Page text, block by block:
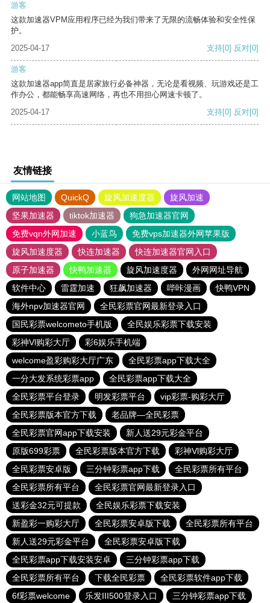
游客
这款加速器VPM应用程序已经为我们带来了无限的流畅体验和安全性保
护。
2025-04-17
支持[0] 反对[0]
游客
这款加速器app简直是居家旅行必备神器，无论是看视频、玩游戏还是工
作办公，都能畅享高速网络，再也不用担心网速卡顿了。
2025-04-17
支持[0] 反对[0]
友情链接
网站地图 QuickQ 旋风加速度器
旋风加速
坚果加速器
tiktok加速器
狗急加速器官网
免费vqn外网加速
小蓝鸟
免费vps加速器外网苹果版
旋风加速度器
快连加速器
快连加速器官网入口
原子加速器
快鸭加速器 旋风加速度器
外网网址导航
软件中心
雷霆加速 狂飙加速器 哔咔漫画
快鸭VPN
海外npv加速器官网
全民彩票官网最新登录入口
国民彩票welcometo手机版
全民娱乐彩票下载安装
彩神Vl购彩大厅
彩6娱乐手机端
welcome盈彩购彩大厅广东
全民彩票app下载大全
一分大发系统彩票app
全民彩票app下载大全
全民彩票平台登录
明发彩票平台
vip彩票-购彩大厅
全民彩票版本官方下载
老品牌—全民彩票
全民彩票官网app下载安装
新人送29元彩金平台
原版699彩票
全民彩票版本官方下载
彩神Vl购彩大厅
全民彩票安卓版
三分钟彩票app下载
全民彩票所有平台
全民彩票所有平台
全民彩票官网最新登录入口
送彩金32元可提款
全民娱乐彩票下载安装
新盈彩一购彩大厅
全民彩票安卓版下载
全民彩票所有平台
新人送29元彩金平台
全民彩票安卓版下载
全民彩票app下载安装安卓
三分钟彩票app下载
全民彩票所有平台
下载全民彩票
全民彩票软件app下载
6f彩票welcome
乐发III500登录入口 三分钟彩票app下载